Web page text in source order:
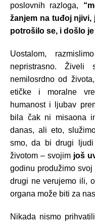
poslovnih razloga,
žanjem na tuđoj njivi,
potrošilo se, i došlo
Uostalom,
nepristrasno.
nemilosrdno od
etičke i moralne
humanost i ljubav
bila čak ni misaona
danas, ali eto,
smo, da bi drugi
životom – svojim još
godinu produžimo
drugi ne verujemo ili,
organa može biti za
Nikada nismo